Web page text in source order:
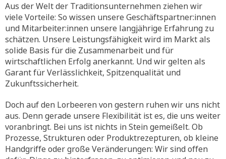
Aus der Welt der Traditionsunternehmen ziehen wir
viele Vorteile: So wissen unsere Geschäftspartner:innen
und Mitarbeiter:innen unsere langjährige Erfahrung zu
schätzen. Unsere Leistungsfähigkeit wird im Markt als
solide Basis für die Zusammenarbeit und für
wirtschaftlichen Erfolg anerkannt. Und wir gelten als
Garant für Verlässlichkeit, Spitzenqualität und
Zukunftssicherheit.
Doch auf den Lorbeeren von gestern ruhen wir uns nicht
aus. Denn gerade unsere Flexibilität ist es, die uns weiter
voranbringt. Bei uns ist nichts in Stein gemeißelt. Ob
Prozesse, Strukturen oder Produktrezepturen, ob kleine
Handgriffe oder große Veränderungen: Wir sind offen